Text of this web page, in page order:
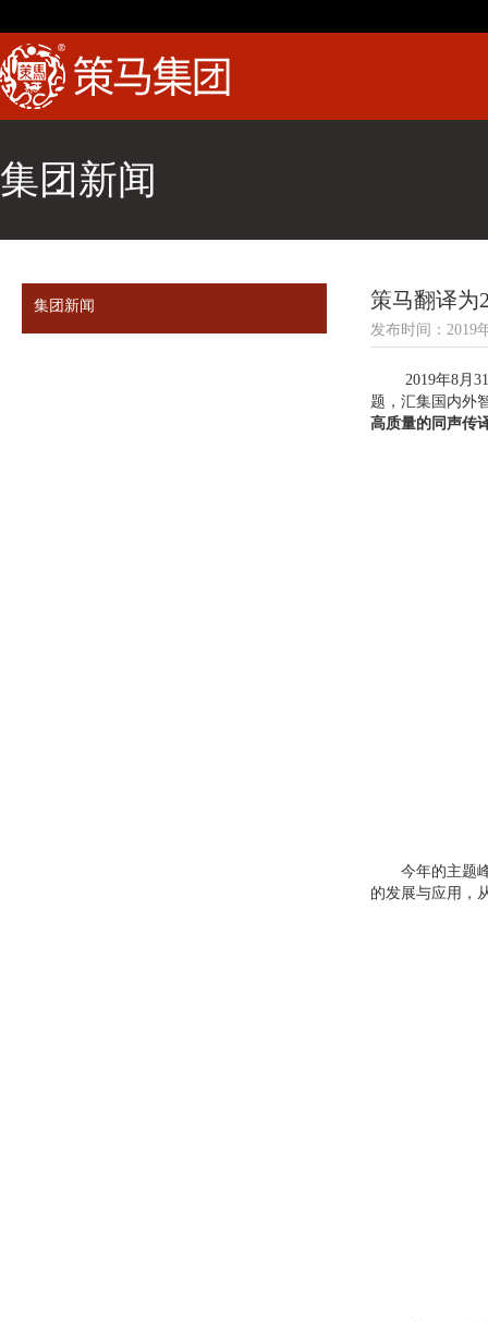
集团新闻
集团新闻 策马翻译为
发布时间：2019
2019年8月31
题，汇集国内外
高质量的同声传
今年的主题峰
的发展与应用，